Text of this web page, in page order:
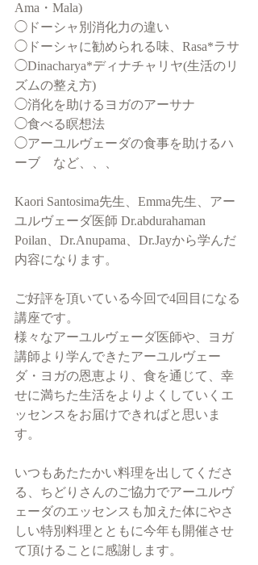
Ama・Mala)
◯ドーシャ別消化力の違い
◯ドーシャに勧められる味、Rasa*ラサ
◯Dinacharya*ディナチャリヤ(生活のリ
ズムの整え方)
◯消化を助けるヨガのアーサナ
◯食べる瞑想法
◯アーユルヴェーダの食事を助けるハ
ーブ　など、、、
Kaori Santosima先生、Emma先生、アー
ユルヴェーダ医師 Dr.abdurahaman
Poilan、Dr.Anupama、Dr.Jayから学んだ
内容になります。
ご好評を頂いている今回で4回目になる
講座です。
様々なアーユルヴェーダ医師や、ヨガ
講師より学んできたアーユルヴェー
ダ・ヨガの恩恵より、食を通じて、幸
せに満ちた生活をよりよくしていくエ
ッセンスをお届けできればと思いま
す。
いつもあたたかい料理を出してくださ
る、ちどりさんのご協力でアーユルヴ
ェーダのエッセンスも加えた体にやさ
しい特別料理とともに今年も開催させ
て頂けることに感謝します。